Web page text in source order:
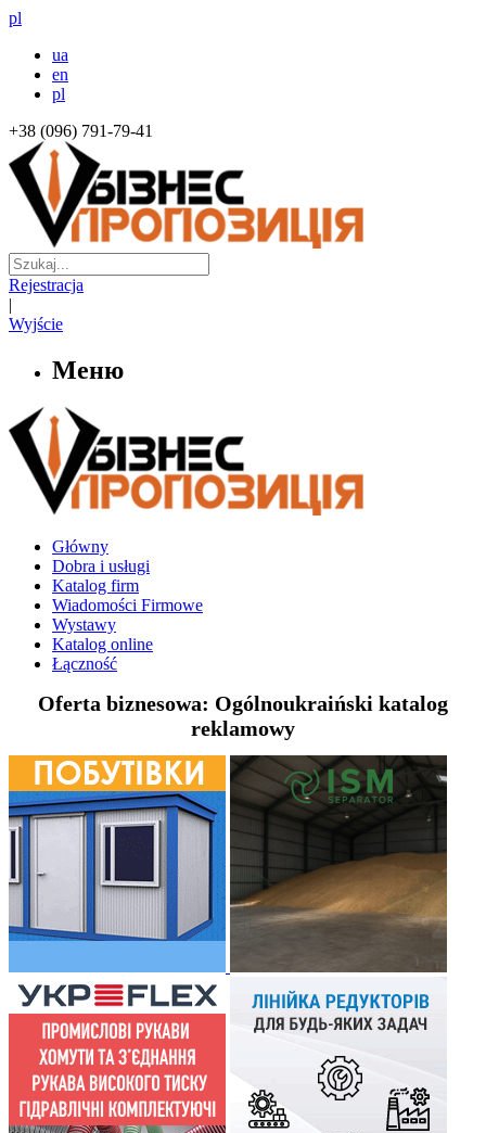
pl
ua
en
pl
+38 (096) 791-79-41
Rejestracja
|
Wyjście
Меню
Główny
Dobra i usługi
Katalog firm
Wiadomości Firmowe
Wystawy
Katalog online
Łączność
Oferta biznesowa: Ogólnoukraiński katalog
reklamowy